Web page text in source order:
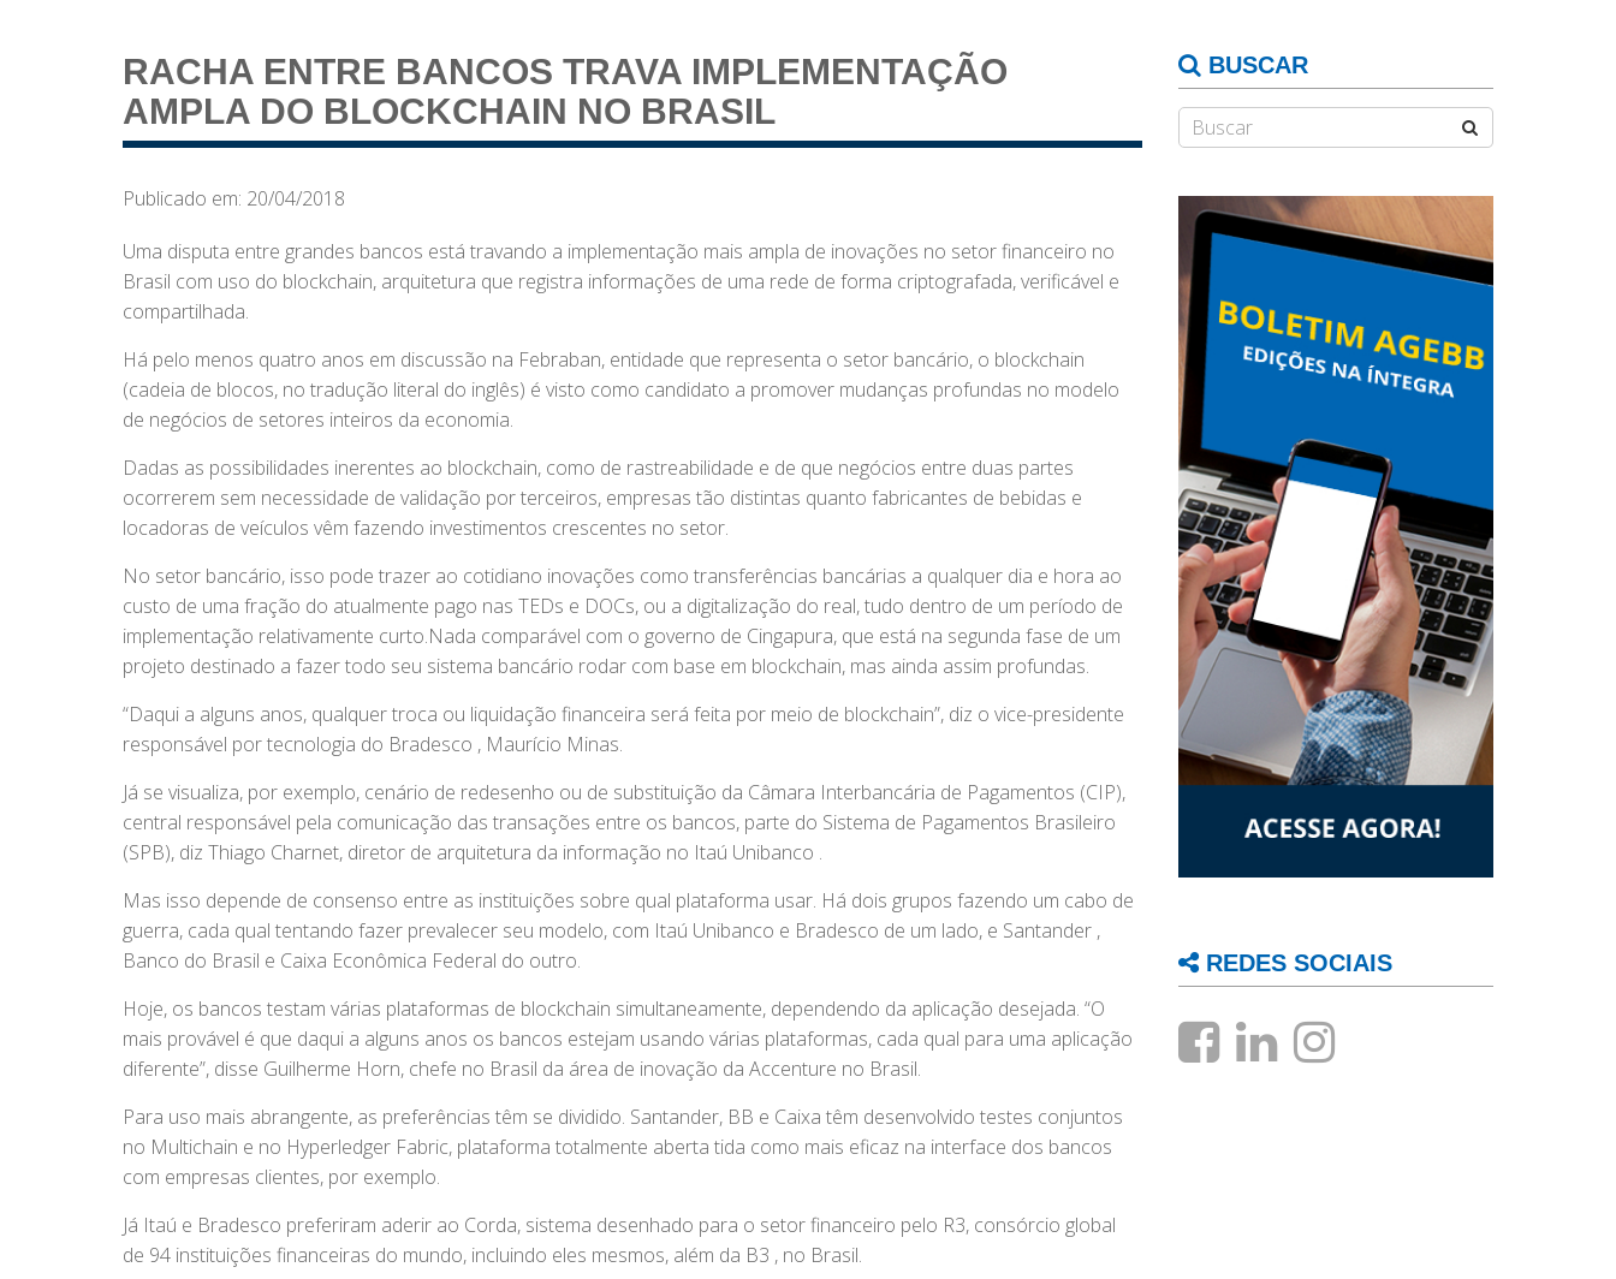
RACHA ENTRE BANCOS TRAVA IMPLEMENTAÇÃO
AMPLA DO BLOCKCHAIN NO BRASIL
Publicado em: 20/04/2018
Uma disputa entre grandes bancos está travando a implementação mais ampla de inovações no setor financeiro no
Brasil com uso do blockchain, arquitetura que registra informações de uma rede de forma criptografada, verificável e
compartilhada.
Há pelo menos quatro anos em discussão na Febraban, entidade que representa o setor bancário, o blockchain
(cadeia de blocos, no tradução literal do inglês) é visto como candidato a promover mudanças profundas no modelo
de negócios de setores inteiros da economia.
Dadas as possibilidades inerentes ao blockchain, como de rastreabilidade e de que negócios entre duas partes
ocorrerem sem necessidade de validação por terceiros, empresas tão distintas quanto fabricantes de bebidas e
locadoras de veículos vêm fazendo investimentos crescentes no setor.
No setor bancário, isso pode trazer ao cotidiano inovações como transferências bancárias a qualquer dia e hora ao
custo de uma fração do atualmente pago nas TEDs e DOCs, ou a digitalização do real, tudo dentro de um período de
implementação relativamente curto.Nada comparável com o governo de Cingapura, que está na segunda fase de um
projeto destinado a fazer todo seu sistema bancário rodar com base em blockchain, mas ainda assim profundas.
“Daqui a alguns anos, qualquer troca ou liquidação financeira será feita por meio de blockchain”, diz o vice-presidente
responsável por tecnologia do Bradesco , Maurício Minas.
Já se visualiza, por exemplo, cenário de redesenho ou de substituição da Câmara Interbancária de Pagamentos (CIP),
central responsável pela comunicação das transações entre os bancos, parte do Sistema de Pagamentos Brasileiro
(SPB), diz Thiago Charnet, diretor de arquitetura da informação no Itaú Unibanco .
Mas isso depende de consenso entre as instituições sobre qual plataforma usar. Há dois grupos fazendo um cabo de
guerra, cada qual tentando fazer prevalecer seu modelo, com Itaú Unibanco e Bradesco de um lado, e Santander ,
Banco do Brasil e Caixa Econômica Federal do outro.
Hoje, os bancos testam várias plataformas de blockchain simultaneamente, dependendo da aplicação desejada. “O
mais provável é que daqui a alguns anos os bancos estejam usando várias plataformas, cada qual para uma aplicação
diferente”, disse Guilherme Horn, chefe no Brasil da área de inovação da Accenture no Brasil.
Para uso mais abrangente, as preferências têm se dividido. Santander, BB e Caixa têm desenvolvido testes conjuntos
no Multichain e no Hyperledger Fabric, plataforma totalmente aberta tida como mais eficaz na interface dos bancos
com empresas clientes, por exemplo.
Já Itaú e Bradesco preferiram aderir ao Corda, sistema desenhado para o setor financeiro pelo R3, consórcio global
de 94 instituições financeiras do mundo, incluindo eles mesmos, além da B3 , no Brasil.
BUSCAR
REDES SOCIAIS